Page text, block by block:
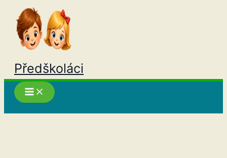
Přeskočit
obsah
Předškoláci